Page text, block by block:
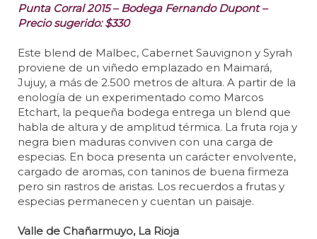
Punta Corral 2015 – Bodega Fernando Dupont –
Precio sugerido: $330
Este blend de Malbec, Cabernet Sauvignon y Syrah
proviene de un viñedo emplazado en Maimará,
Jujuy, a más de 2.500 metros de altura. A partir de la
enología de un experimentado como Marcos
Etchart, la pequeña bodega entrega un blend que
habla de altura y de amplitud térmica. La fruta roja y
negra bien maduras conviven con una carga de
especias. En boca presenta un carácter envolvente,
cargado de aromas, con taninos de buena firmeza
pero sin rastros de aristas. Los recuerdos a frutas y
especias permanecen y cuentan un paisaje.
Valle de Chañarmuyo, La Rioja